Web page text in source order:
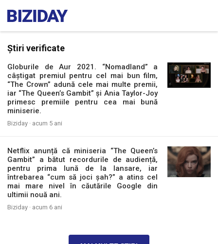
Știri verificate
Globurile de Aur 2021. “Nomadland” a
câștigat premiul pentru cel mai bun film,
“The Crown” adună cele mai multe premii,
iar “The Queen’s Gambit” și Ania Taylor-Joy
primesc premiile pentru cea mai bună
miniserie.
Biziday · acum 5 ani
Netflix anunță că miniseria “The Queen’s
Gambit” a bătut recordurile de audiență,
pentru prima lună de la lansare, iar
întrebarea “cum să joci șah?” a atins cel
mai mare nivel în căutările Google din
ultimii nouă ani.
Biziday · acum 6 ani